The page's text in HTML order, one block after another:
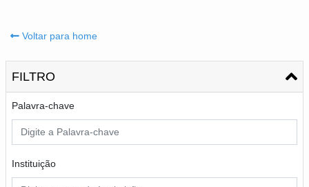
Voltar para home
FILTRO
Palavra-chave
Instituição